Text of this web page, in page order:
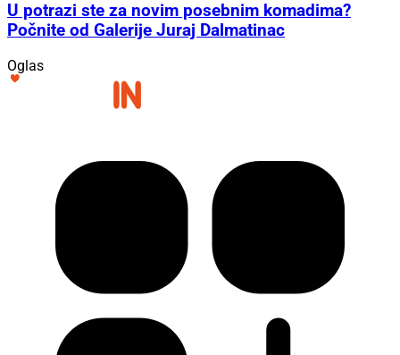
U potrazi ste za novim posebnim komadima?
Počnite od Galerije Juraj Dalmatinac
Oglas